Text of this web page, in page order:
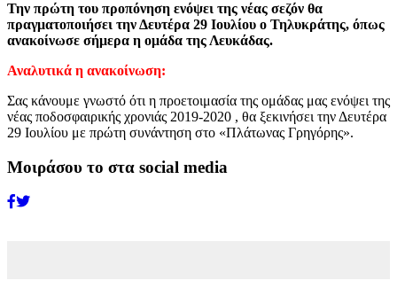
Την πρώτη του προπόνηση ενόψει της νέας σεζόν θα
πραγματοποιήσει την Δευτέρα 29 Ιουλίου ο Τηλυκράτης, όπως
ανακοίνωσε σήμερα η ομάδα της Λευκάδας.
Αναλυτικά η ανακοίνωση:
Σας κάνουμε γνωστό ότι η προετοιμασία της ομάδας μας ενόψει της
νέας ποδοσφαιρικής χρονιάς 2019-2020 , θα ξεκινήσει την Δευτέρα
29 Ιουλίου με πρώτη συνάντηση στο «Πλάτωνας Γρηγόρης».
Μοιράσου το στα social media